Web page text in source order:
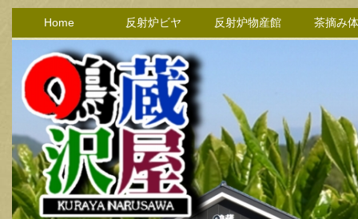
Home 反射炉ビヤ 反射炉物産館 茶摘み